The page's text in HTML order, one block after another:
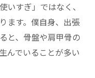
いすぎ」ではなく、
ます。僕自身、出張
と、骨盤や肩甲骨の
んでいることが多い